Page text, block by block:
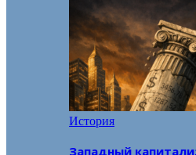
История
Западный